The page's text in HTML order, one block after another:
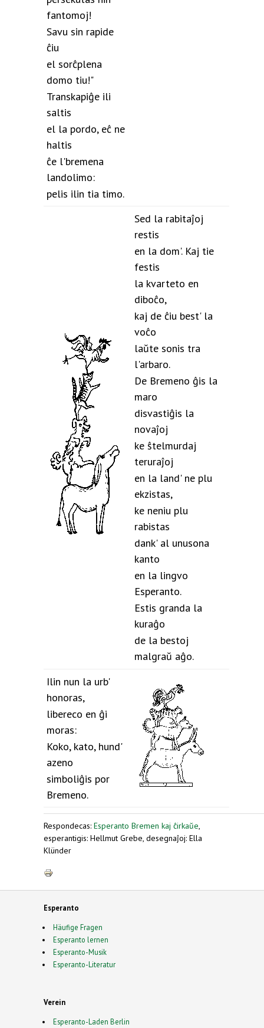
fantomoj!
Savu sin rapide
ĉiu
el sorĉplena
domo tiu!"
Transkapiĝe ili
saltis
el la pordo, eĉ ne
haltis
ĉe l'bremena
landolimo:
pelis ilin tia timo.
Sed la rabitaĵoj
restis
en la dom'. Kaj tie
festis
la kvarteto en
diboĉo,
kaj de ĉiu best' la
voĉo
laŭte sonis tra
l'arbaro.
De Bremeno ĝis la
maro
disvastiĝis la
novaĵoj
ke ŝtelmurdaj
teruraĵoj
en la land' ne plu
ekzistas,
ke neniu plu
rabistas
dank' al unusona
kanto
en la lingvo
Esperanto.
Estis granda la
kuraĝo
de la bestoj
malgraŭ aĝo.
Ilin nun la urb'
honoras,
libereco en ĝi
moras:
Koko, kato, hund'
azeno
simboliĝis por
Bremeno.
Respondecas: Esperanto Bremen kaj ĉirkaŭe
esperantigis: Hellmut Grebe, desegnaĵoj: Ella
Klünder
Esperanto
Häufige Fragen
Esperanto lernen
Esperanto-Musik
Esperanto-Literatur
Verein
Esperanto-Laden Berlin